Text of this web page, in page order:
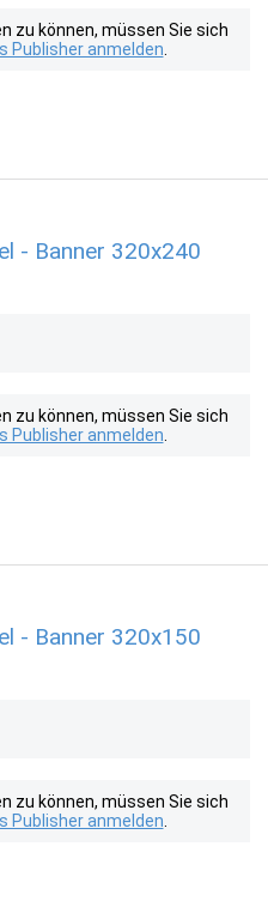
zu können, müssen Sie sich
Publisher anmelden
- Banner 320x240
zu können, müssen Sie sich
Publisher anmelden
- Banner 320x150
zu können, müssen Sie sich
Publisher anmelden